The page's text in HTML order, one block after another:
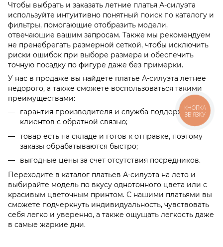
Чтобы выбрать и заказать летние платья А-силуэта
используйте интуитивно понятный поиск по каталогу и
фильтры, помогающие отобразить модели,
отвечающие вашим запросам. Также мы рекомендуем
не пренебрегать размерной сеткой, чтобы исключить
риски ошибок при выборе размера и обеспечить
точную посадку по фигуре даже без примерки.
У нас в продаже вы найдете платье А-силуэта летнее
недорого, а также сможете воспользоваться такими
преимуществами:
гарантия производителя и служба поддержки
клиентов с обратной связью;
товар есть на складе и готов к отправке, поэтому
заказы обрабатываются быстро;
выгодные цены за счет отсутствия посредников.
Переходите в каталог платьев А-силуэта на лето и
выбирайте модель по вкусу однотонного цвета или с
красивым цветочным принтом. С нашими платьями вы
сможете подчеркнуть индивидуальность, чувствовать
себя легко и уверенно, а также ощущать легкость даже
в самые жаркие дни.
КНОПКА
ЗВ'ЯЗКУ